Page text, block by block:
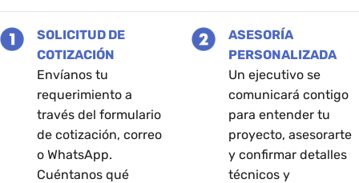
SOLICITUD DE
COTIZACIÓN
Envíanos tu
requerimiento a
través del formulario
de cotización, correo
o WhatsApp.
Cuéntanos qué
ASESORÍA
PERSONALIZADA
Un ejecutivo se
comunicará contigo
para entender tu
proyecto, asesorarte
y confirmar detalles
técnicos y